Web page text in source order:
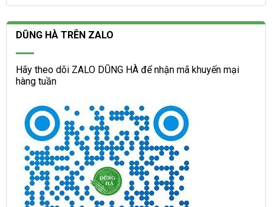
DŨNG HÀ TRÊN ZALO
Hãy theo dõi ZALO DŨNG HÀ để nhận mã khuyến mại
hàng tuần